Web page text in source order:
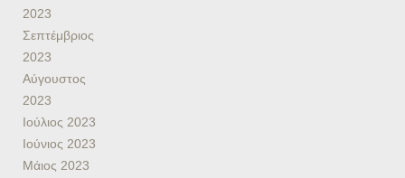
2023
Σεπτέμβριος
2023
Αύγουστος
2023
Ιούλιος 2023
Ιούνιος 2023
Μάιος 2023